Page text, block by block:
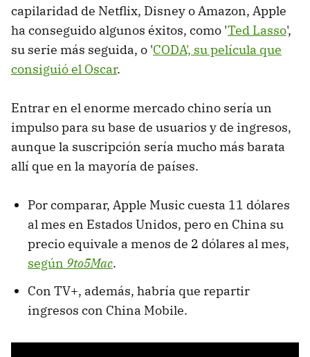
capilaridad de Netflix, Disney o Amazon, Apple
ha conseguido algunos éxitos, como 'Ted Lasso',
su serie más seguida, o 'CODA', su película que
consiguió el Oscar.
Entrar en el enorme mercado chino sería un
impulso para su base de usuarios y de ingresos,
aunque la suscripción sería mucho más barata
allí que en la mayoría de países.
Por comparar, Apple Music cuesta 11 dólares
al mes en Estados Unidos, pero en China su
precio equivale a menos de 2 dólares al mes,
según 9to5Mac.
Con TV+, además, habría que repartir
ingresos con China Mobile.